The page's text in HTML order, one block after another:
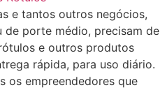
e tantos outros negócios,
de porte médio, precisam de
e outros produtos
rápida, para uso diário.
os empreendedores que